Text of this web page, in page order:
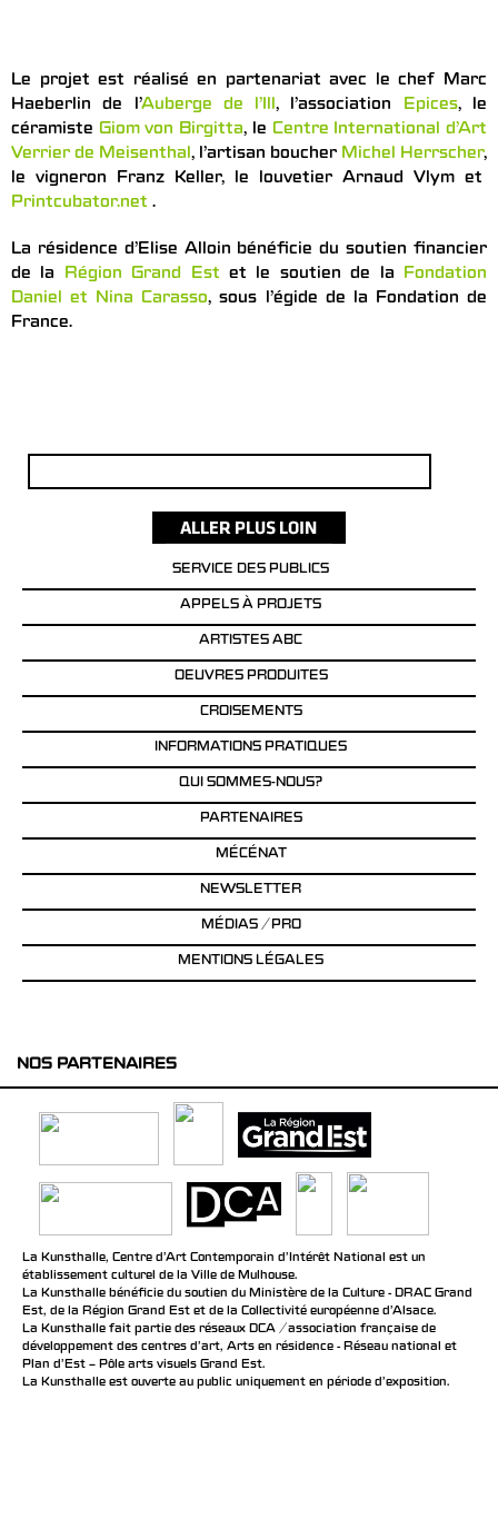
Le projet est réalisé en partenariat avec le chef Marc
Haeberlin de l’Auberge de l’Ill, l’association Epices, le
céramiste Giom von Birgitta, le Centre International d’Art
Verrier de Meisenthal, l’artisan boucher Michel Herrscher,
le vigneron Franz Keller, le louvetier Arnaud Vlym et
Printcubator.net .
La résidence d’Elise Alloin bénéficie du soutien financier
de la Région Grand Est et le soutien de la Fondation
Daniel et Nina Carasso, sous l’égide de la Fondation de
France.
SERVICE DES PUBLICS
APPELS À PROJETS
ARTISTES ABC
OEUVRES PRODUITES
CROISEMENTS
INFORMATIONS PRATIQUES
QUI SOMMES-NOUS?
PARTENAIRES
MÉCÉNAT
NEWSLETTER
MÉDIAS / PRO
MENTIONS LÉGALES
NOS PARTENAIRES
La Kunsthalle, Centre d’Art Contemporain d’Intérêt National est un
établissement culturel de la Ville de Mulhouse.
La Kunsthalle bénéficie du soutien du Ministère de la Culture - DRAC Grand
Est, de la Région Grand Est et de la Collectivité européenne d’Alsace.
La Kunsthalle fait partie des réseaux DCA / association française de
développement des centres d'art, Arts en résidence - Réseau national et
Plan d’Est – Pôle arts visuels Grand Est.
La Kunsthalle est ouverte au public uniquement en période d'exposition.